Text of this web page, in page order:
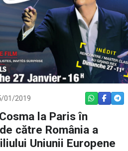
01/2019 WHATSAPP
la Paris în
către România a
Uniunii Europene